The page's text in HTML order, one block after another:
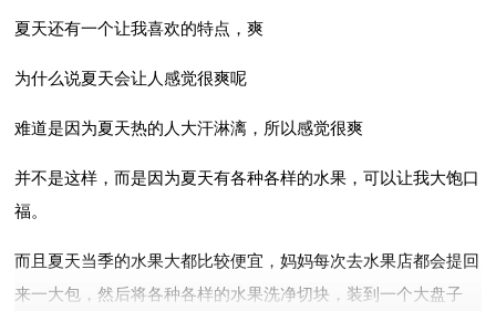
夏天还有一个让我喜欢的特点，爽
为什么说夏天会让人感觉很爽呢
难道是因为夏天热的人大汗淋漓，所以感觉很爽
并不是这样，而是因为夏天有各种各样的水果，可以让我大饱口
福。
而且夏天当季的水果大都比较便宜，妈妈每次去水果店都会提回
来一大包，然后将各种各样的水果洗净切块，装到一个大盘子